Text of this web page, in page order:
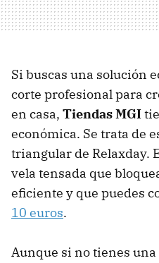
Si buscas una solución
corte profesional para
en casa, Tiendas MGI
económica. Se trata de
triangular de Relaxday.
vela tensada que
eficiente y que puedes
10 euros.
Aunque si no tienes